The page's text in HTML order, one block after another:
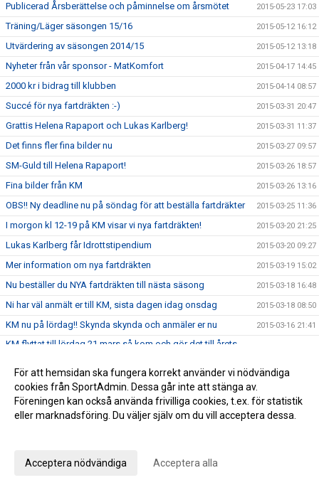
Publicerad Årsberättelse och påminnelse om årsmötet 2015-05-23 17:03
Träning/Läger säsongen 15/16 2015-05-12 16:12
Utvärdering av säsongen 2014/15 2015-05-12 13:18
Nyheter från vår sponsor - MatKomfort 2015-04-17 14:45
2000 kr i bidrag till klubben 2015-04-14 08:57
Succé för nya fartdräkten :-) 2015-03-31 20:47
Grattis Helena Rapaport och Lukas Karlberg! 2015-03-31 11:37
Det finns fler fina bilder nu 2015-03-27 09:57
SM-Guld till Helena Rapaport! 2015-03-26 18:57
Fina bilder från KM 2015-03-26 13:16
OBS!! Ny deadline nu på söndag för att beställa fartdräkter 2015-03-25 11:36
I morgon kl 12-19 på KM visar vi nya fartdräkten! 2015-03-20 21:25
Lukas Karlberg får Idrottstipendium 2015-03-20 09:27
Mer information om nya fartdräkten 2015-03-19 15:02
Nu beställer du NYA fartdräkten till nästa säsong 2015-03-18 16:48
Ni har väl anmält er till KM, sista dagen idag onsdag 2015-03-18 08:50
KM nu på lördag!! Skynda skynda och anmäler er nu 2015-03-16 21:41
KM flyttat till lördag 21 mars så kom och gör det till årets
20 % rabatt på Skistar shoppen 2015-03-13 11:02
Matkomfort bjuder på Gulaschsoppa! 2015-03-12 08:52
NY FARTDRÄKT 2015-03-11 11:44
För att hemsidan ska fungera korrekt använder vi nödvändiga
cookies från SportAdmin. Dessa går inte att stänga av.
Föreningen kan också använda frivilliga cookies, t.ex. för statistik
eller marknadsföring. Du väljer själv om du vill acceptera dessa.
Acceptera nödvändiga Acceptera alla